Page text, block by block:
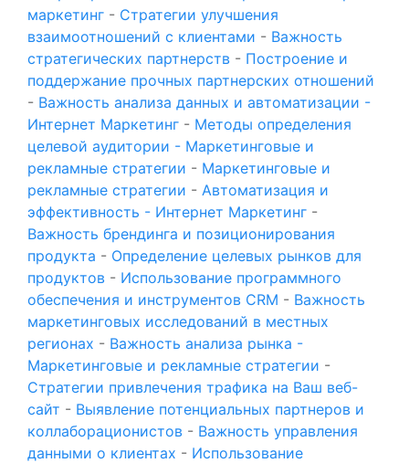
маркетинг - Стратегии улучшения
взаимоотношений с клиентами - Важность
стратегических партнерств - Построение и
поддержание прочных партнерских отношений
- Важность анализа данных и автоматизации -
Интернет Маркетинг - Методы определения
целевой аудитории - Маркетинговые и
рекламные стратегии - Маркетинговые и
рекламные стратегии - Автоматизация и
эффективность - Интернет Маркетинг -
Важность брендинга и позиционирования
продукта - Определение целевых рынков для
продуктов - Использование программного
обеспечения и инструментов CRM - Важность
маркетинговых исследований в местных
регионах - Важность анализа рынка -
Маркетинговые и рекламные стратегии -
Стратегии привлечения трафика на Ваш веб-
сайт - Выявление потенциальных партнеров и
коллаборационистов - Важность управления
данными о клиентах - Использование